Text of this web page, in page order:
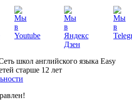
школ английского языка Easy
старше 12 лет